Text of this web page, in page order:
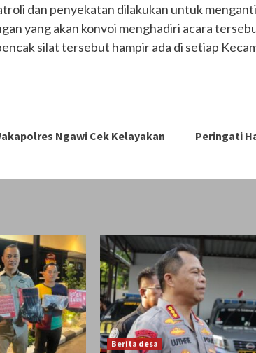
dan penyekatan dilakukan untuk
yang akan konvoi menghadiri acara
silat tersebut hampir ada di setiap
Ngawi Cek Kelayakan
Peringati
Berita desa